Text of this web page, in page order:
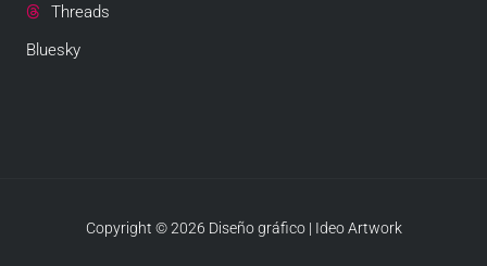
Threads
Bluesky
Copyright © 2026 Diseño gráfico | Ideo Artwork